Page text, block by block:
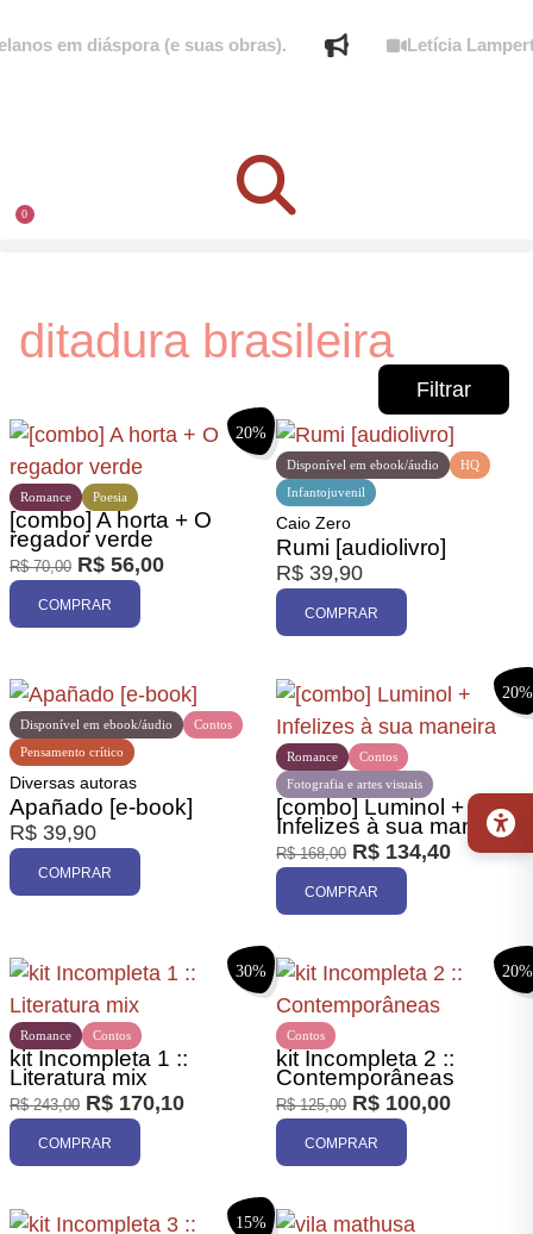
em diáspora (e suas obras). Letícia Lampert
0
ditadura brasileira
Filtrar
Promoção
20%
Poesia
Romance
[combo] A horta + O
regador verde
R$70,00 R$ 56,00
COMPRAR
Disponível em ebook/áudio
HQ
Infantojuvenil
Caio Zero
Rumi [audiolivro]
R$ 39,90
COMPRAR
Contos
Disponível em ebook/áudio
Pensamento crítico
Diversas autoras
Apañado [e-book]
R$ 39,90
COMPRAR
20%
Contos
Fotografia e artes visuais
Romance
[combo] Luminol +
Infelizes à sua maneira
R$168,00 R$ 134,40
COMPRAR
30%
Contos
Romance
kit Incompleta 1 ::
Literatura mix
R$243,00 R$ 170,10
COMPRAR
20%
Contos
kit Incompleta 2 ::
Contemporâneas
R$125,00 R$ 100,00
COMPRAR
15%